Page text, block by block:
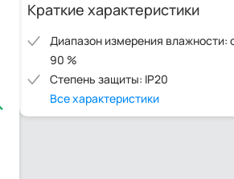
Краткие характеристики
Диапазон измерения влажности:
90 %
Степень защиты: IP20
Все характеристики